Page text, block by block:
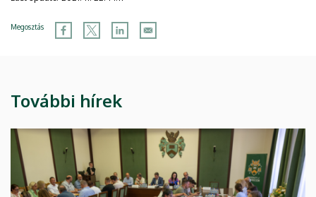
Megosztás
További hírek